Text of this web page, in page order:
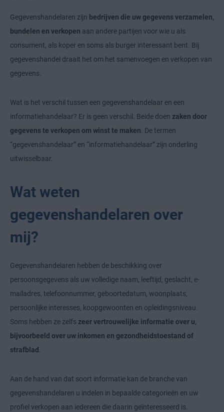
Gegevenshandelaren zijn bedrijven die uw gegevens verzamelen,
bundelen en verkopen aan andere partijen voor wie u als
consument, als koper en soms als burger interessant bent. Bij
gegevenshandel draait het om het samenvoegen en verkopen van
gegevens.
Wat is het verschil tussen een gegevenshandelaar en een
informatiehandelaar? Er is geen verschil. Beide doen zaken door
gegevens te verkopen om winst te maken. De termen
“gegevenshandelaar” en “informatiehandelaar” zijn onderling
uitwisselbaar.
Wat weten
gegevenshandelaren over
mij?
Gegevenshandelaren hebben de beschikking over
persoonsgegevens als uw volledige naam, leeftijd, geslacht, e-
mailadres, telefoonnummer, geboortedatum, woonplaats,
persoonlijke interesses, koopgewoonten en opleidingsniveau.
Soms hebben ze zelfs zeer vertrouwelijke informatie over u,
bijvoorbeeld over uw inkomen en gezondheidstoestand of
strafblad .
Aan de hand van dat soort informatie kan de branche van
gegevenshandelaren u indelen in bepaalde categorieën en uw
profiel verkopen aan iedereen die daarin geïnteresseerd is.